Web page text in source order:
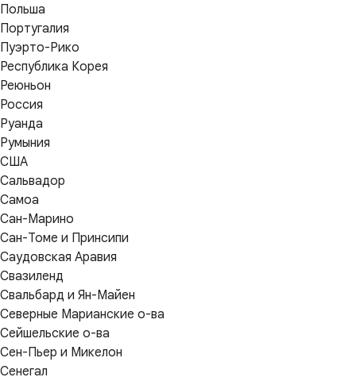
Польша
Португалия
Пуэрто-Рико
Республика Корея
Реюньон
Россия
Руанда
Румыния
США
Сальвадор
Самоа
Сан-Марино
Сан-Томе и Принсипи
Саудовская Аравия
Свазиленд
Свальбард и Ян-Майен
Северные Марианские о-ва
Сейшельские о-ва
Сен-Пьер и Микелон
Сенегал